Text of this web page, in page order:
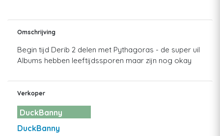
Omschrijving
Begin tijd Derib 2 delen met Pythagoras - de super uil
Albums hebben leeftijdssporen maar zijn nog okay
Verkoper
DuckBanny
DuckBanny